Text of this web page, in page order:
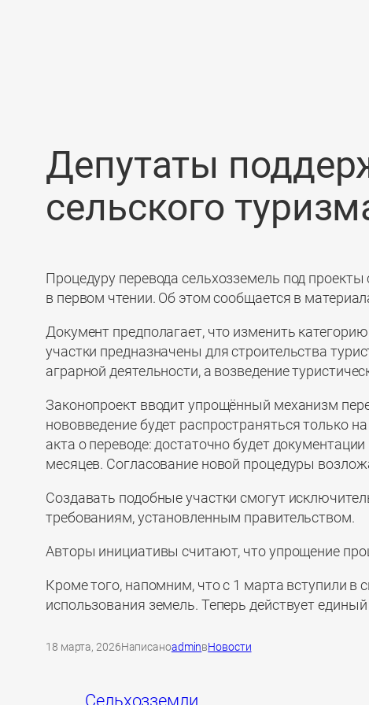
Депутаты
сельского
Процедуру перевода сельхозземель под
в первом чтении. Об этом сообщается в
Документ предполагает, что изменить
участки предназначены для строительства
аграрной деятельности, а возведение
Законопроект вводит упрощённый механизм
нововведение будет распространяться только
акта о переводе: достаточно будет
месяцев. Согласование новой процедуры
Создавать подобные участки смогут
требованиям, установленным правительством.
Авторы инициативы считают, что упрощение
Кроме того, напомним, что с 1 марта вступили в
использования земель. Теперь действует
18 марта, 2026НаписаноadminвНовости
Сельхозземли